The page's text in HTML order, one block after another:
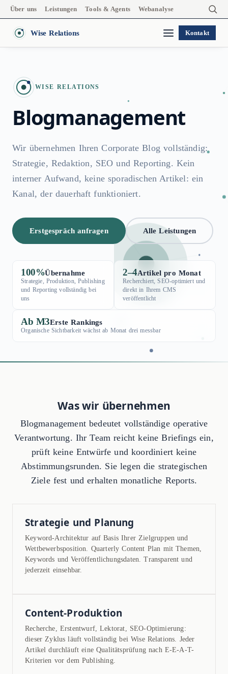
Über uns Leistungen Tools & Agents Webanalyse
Wise Relations Kontakt
WISE RELATIONS
Blogmanagement
Wir übernehmen Ihren Corporate Blog vollständig:
Strategie, Redaktion, SEO und Reporting. Kein
interner Aufwand, keine sporadischen Artikel: ein
Kanal, der dauerhaft funktioniert.
Erstgespräch anfragen Alle Leistungen
100%Übernahme
Strategie, Produktion, Publishing
und Reporting vollständig bei
uns
2–4Artikel pro Monat
Recherchiert, SEO-optimiert und
direkt in Ihrem CMS
veröffentlicht
Ab M3Erste Rankings
Organische Sichtbarkeit wächst ab Monat drei messbar
Was wir übernehmen
Blogmanagement bedeutet vollständige operative
Verantwortung. Ihr Team reicht keine Briefings ein,
prüft keine Entwürfe und koordiniert keine
Abstimmungsrunden. Sie legen die strategischen
Ziele fest und erhalten monatliche Reports.
Strategie und Planung
Keyword-Architektur auf Basis Ihrer Zielgruppen und
Wettbewerbsposition. Quarterly Content Plan mit Themen,
Keywords und Veröffentlichungsdaten. Transparent und
jederzeit einsehbar.
Content-Produktion
Recherche, Erstentwurf, Lektorat, SEO-Optimierung:
dieser Zyklus läuft vollständig bei Wise Relations. Jeder
Artikel durchläuft eine Qualitätsprüfung nach E-E-A-T-
Kriterien vor dem Publishing.